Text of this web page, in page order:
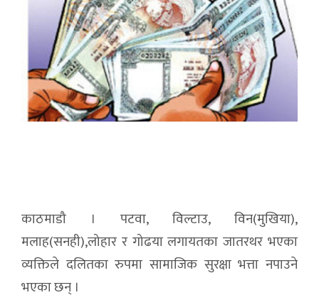
काठमाडौ । पटवा, विल्टाउ, विन(मुखिया),
मलाह(सनही),लोहार र गोढया लगायतका जातरथर भएका
व्यक्तिले दलितका रुपमा सामाजिक सुरक्षा भत्ता नपाउने
भएका छन् ।